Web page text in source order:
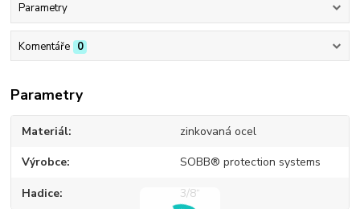
Parametry
Komentáře 0
Parametry
Materiál zinkovaná ocel
Výrobce SOBB® protection systems
Hadice 3/8“